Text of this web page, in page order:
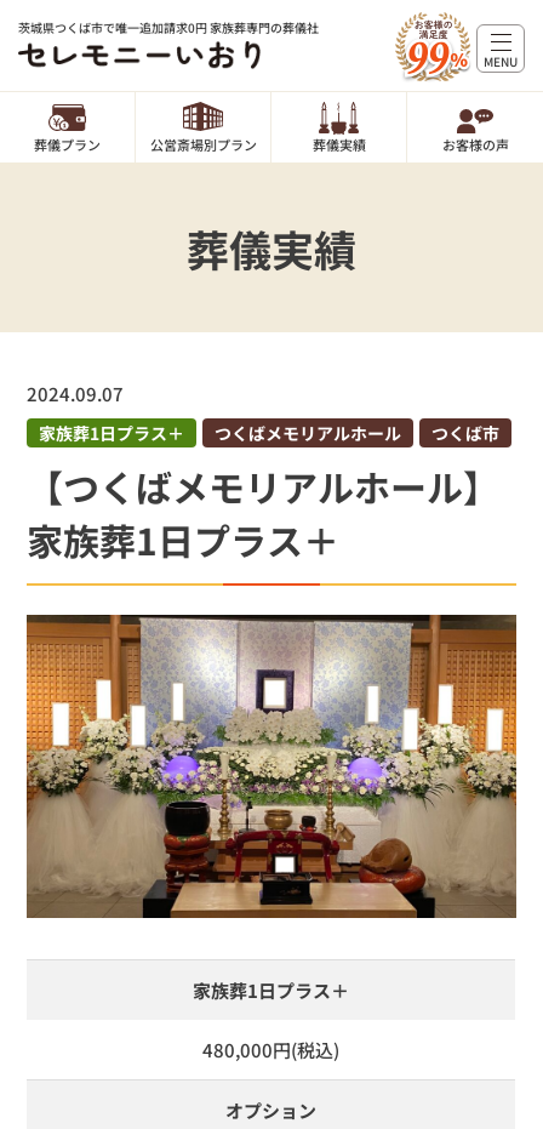
茨城県つくば市で唯一追加請求0円 家族葬専門の葬儀社
葬儀プラン 公営斎場別プラン 葬儀実績 お客様の声
MENU
葬儀実績
2024.09.07
家族葬1日プラス＋ つくばメモリアルホール つくば市
【つくばメモリアルホール】
家族葬1日プラス＋
家族葬1日プラス＋
480,000円(税込)
オプション